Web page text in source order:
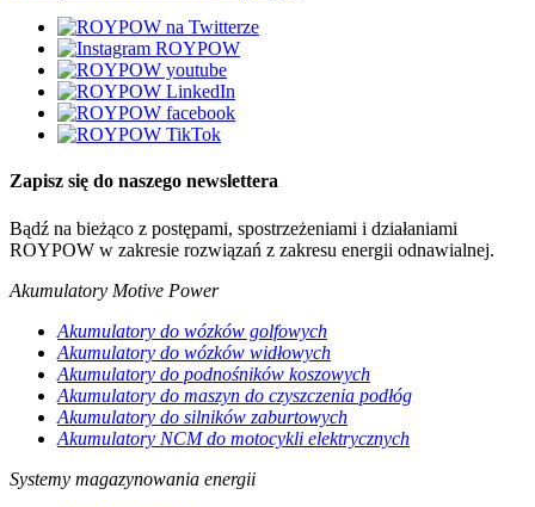
Zapisz się do naszego newslettera
Bądź na bieżąco z postępami, spostrzeżeniami i działaniami
ROYPOW w zakresie rozwiązań z zakresu energii odnawialnej.
Akumulatory Motive Power
Akumulatory do wózków golfowych
Akumulatory do wózków widłowych
Akumulatory do podnośników koszowych
Akumulatory do maszyn do czyszczenia podłóg
Akumulatory do silników zaburtowych
Akumulatory NCM do motocykli elektrycznych
Systemy magazynowania energii